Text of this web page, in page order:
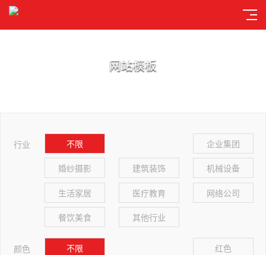
网站模板
行业 不限 企业集团
婚纱摄影 建筑装饰 机械设备
生活家居 医疗教育 网络公司
餐饮美食 其他行业
颜色 不限 红色